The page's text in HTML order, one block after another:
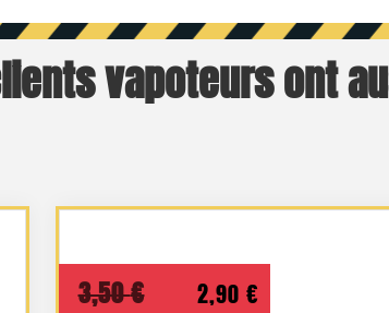
vapoteurs ont
3,50€
Le
2,90 €